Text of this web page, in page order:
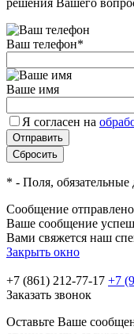
решения Вашего
Ваш телефон*
Ваше имя
Я согласен на
* - Поля, обязательные
Сообщение отправлено
Ваше сообщение
Вами свяжется наш
Закрыть окно
+7 (861) 212-77-17 +7
Заказать звонок
Оставьте Ваше